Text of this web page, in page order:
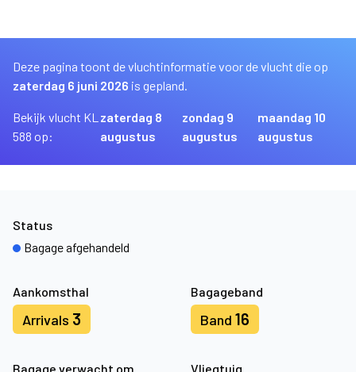
Deze pagina toont de vluchtinformatie voor de vlucht die op
zaterdag 6 juni 2026 is gepland.
Bekijk vlucht KL
588 op:
zaterdag 8
augustus
zondag 9
augustus
maandag 10
augustus
Aankomsthal
Arrivals 3
Bagageband
Band 16
Bagage verwacht om
Vliegtuig
Status
Bagage afgehandeld